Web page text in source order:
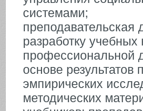
системами;
разработку
профессиональной
основе результатов
эмпирических
методических